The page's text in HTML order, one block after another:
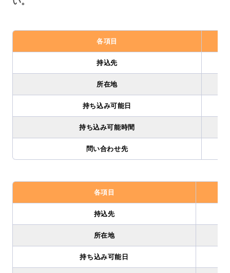
各項目
持込先
所在地
持ち込み可能日
持ち込み可能時間
問い合わせ先
各項目
持込先
所在地
持ち込み可能日